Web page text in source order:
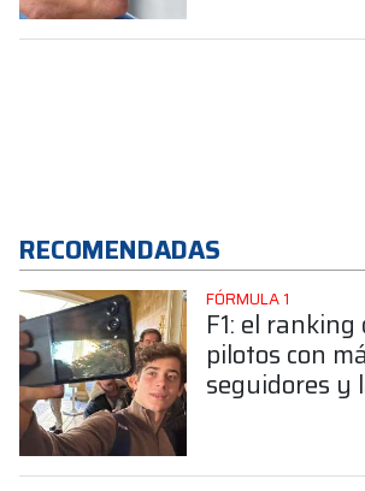
RECOMENDADAS
FÓRMULA 1
F1: el ranking
pilotos con
seguidores y